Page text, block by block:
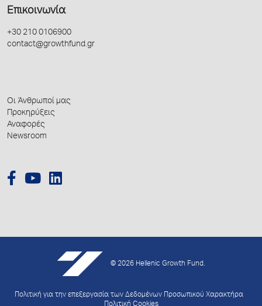
Επικοινωνία
+30 210 0106900
contact@growthfund.gr
Οι Άνθρωποί μας
Προκηρύξεις
Αναφορές
Newsroom
© 2026 Hellenic Growth Fund.
Πολιτική για την επεξεργασία των Δεδομένων Προσωπικού Χαρακτήρα